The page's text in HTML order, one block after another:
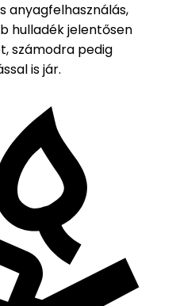
anyagfelhasználás,
hulladék jelentősen
számodra pedig
is jár.